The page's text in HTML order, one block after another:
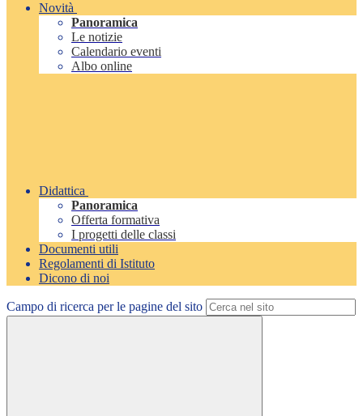
Novità
Panoramica
Le notizie
Calendario eventi
Albo online
Didattica
Panoramica
Offerta formativa
I progetti delle classi
Documenti utili
Regolamenti di Istituto
Dicono di noi
Campo di ricerca per le pagine del sito